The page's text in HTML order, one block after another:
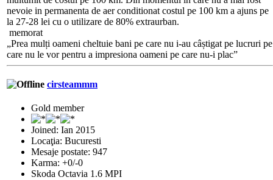
nevoie in permanenta de aer conditionat costul pe 100 km a ajuns pe
la 27-28 lei cu o utilizare de 80% extraurban.
memorat
„Prea mulți oameni cheltuie bani pe care nu i-au câștigat pe lucruri pe
care nu le vor pentru a impresiona oameni pe care nu-i plac”
cirsteammm
Gold member
Joined: Ian 2015
Locaţia: Bucuresti
Mesaje postate: 947
Karma: +0/-0
Skoda Octavia 1.6 MPI